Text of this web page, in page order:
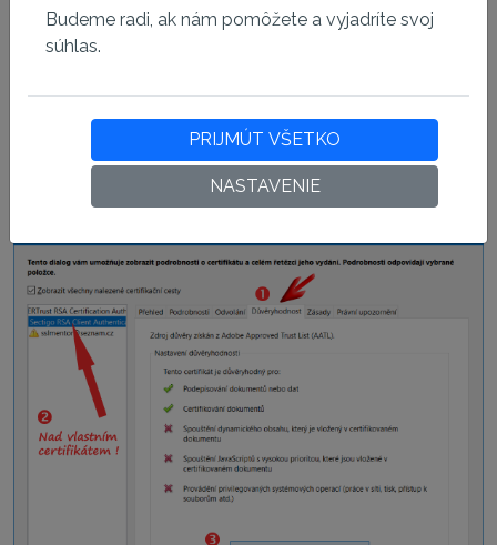
Osobné certifikáty CA Sectigo - Sectigo RSA Client
Authentication and Secure Email CA
"Dôveryhodnosť"a tu tlačidlo
dôveryhodným certifikátom...".
Budeme radi, ak nám pomôžete a vyjadríte svoj
súhlas.
PRIJMÚT VŠETKO
NASTAVENIE